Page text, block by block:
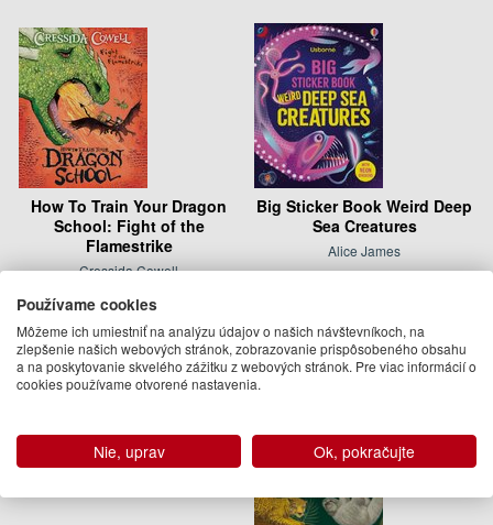
How To Train Your Dragon
School: Fight of the
Flamestrike
Cressida Cowell
10.95 €
Dodanie do 21 dní
Big Sticker Book Weird Deep
Sea Creatures
Alice James
12.83 €
Používame cookies
Môžeme ich umiestniť na analýzu údajov o našich návštevníkoch, na
zlepšenie našich webových stránok, zobrazovanie prispôsobeného obsahu
a na poskytovanie skvelého zážitku z webových stránok. Pre viac informácií o
cookies používame otvorené nastavenia.
Nie, uprav Ok, pokračujte